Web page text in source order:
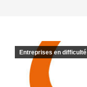
Entreprises en difficulté